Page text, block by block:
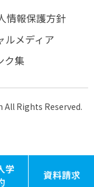
見学・個別相
体験入
情報保護方針
ルメディア
ク集
Rights Reserved.